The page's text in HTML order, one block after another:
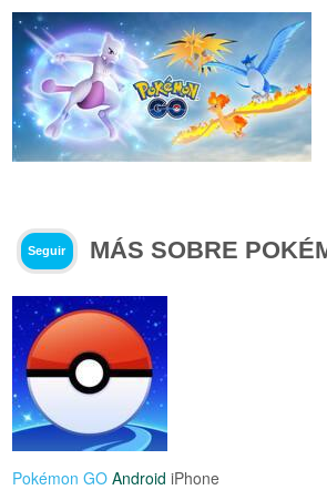
Seguir MÁS SOBRE
Pokémon GO Android iPhone